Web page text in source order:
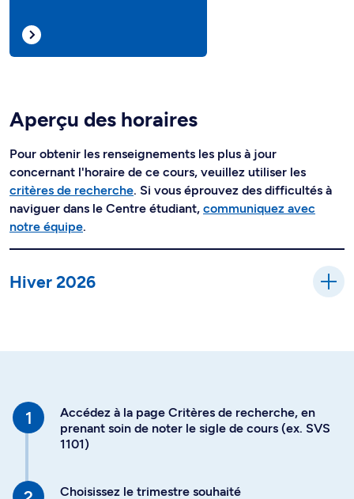
Aperçu des horaires
Pour obtenir les renseignements les plus à jour
concernant l'horaire de ce cours, veuillez utiliser les
critères de recherche. Si vous éprouvez des difficultés à
naviguer dans le Centre étudiant, communiquez avec
notre équipe.
Hiver 2026
Accédez à la page Critères de recherche, en
prenant soin de noter le sigle de cours (ex. SVS
1101)
Choisissez le trimestre souhaité